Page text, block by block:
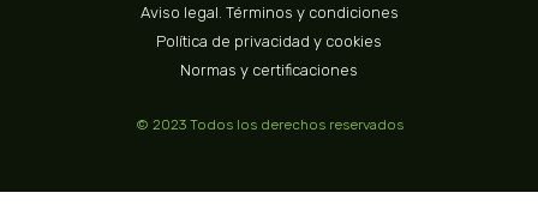
Aviso legal. Términos y condiciones
Política de privacidad y cookies
Normas y certificaciones
© 2023 Todos los derechos reservados